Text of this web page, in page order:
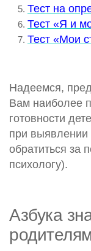
Тест на
Тест «Я и
Тест «Мои
Надеемся,
Вам наиболее
готовности
при выявлении
обратиться за
психологу).
Азбука